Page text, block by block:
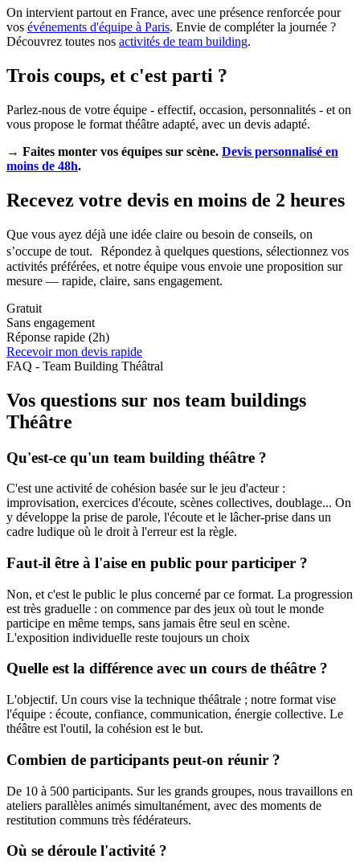
On intervient partout en France, avec une présence renforcée pour
vos événements d'équipe à Paris. Envie de compléter la journée ?
Découvrez toutes nos activités de team building.
Trois coups, et c'est parti ?
Parlez-nous de votre équipe - effectif, occasion, personnalités - et on
vous propose le format théâtre adapté, avec un devis adapté.
→ Faites monter vos équipes sur scène. Devis personnalisé en
moins de 48h.
Recevez votre devis en moins de 2 heures
Que vous ayez déjà une idée claire ou besoin de conseils, on
s’occupe de tout. Répondez à quelques questions, sélectionnez vos
activités préférées, et notre équipe vous envoie une proposition sur
mesure — rapide, claire, sans engagement.
Gratuit
Sans engagement
Réponse rapide (2h)
Recevoir mon devis rapide
FAQ - Team Building Théâtral
Vos questions sur nos team buildings
Théâtre
Qu'est-ce qu'un team building théâtre ?
C'est une activité de cohésion basée sur le jeu d'acteur :
improvisation, exercices d'écoute, scènes collectives, doublage... On
y développe la prise de parole, l'écoute et le lâcher-prise dans un
cadre ludique où le droit à l'erreur est la règle.
Faut-il être à l'aise en public pour participer ?
Non, et c'est le public le plus concerné par ce format. La progression
est très graduelle : on commence par des jeux où tout le monde
participe en même temps, sans jamais être seul en scène.
L'exposition individuelle reste toujours un choix
Quelle est la différence avec un cours de théâtre ?
L'objectif. Un cours vise la technique théâtrale ; notre format vise
l'équipe : écoute, confiance, communication, énergie collective. Le
théâtre est l'outil, la cohésion est le but.
Combien de participants peut-on réunir ?
De 10 à 500 participants. Sur les grands groupes, nous travaillons en
ateliers parallèles animés simultanément, avec des moments de
restitution communs très fédérateurs.
Où se déroule l'activité ?